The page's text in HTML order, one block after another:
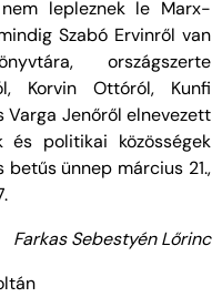
lepleznek le Marx-
Szabó Ervinről van
országszerte
Korvin Ottóról, Kunfi
Varga Jenőről elnevezett
és politikai közösségek
ünnep március 21.,
Farkas Sebestyén Lőrinc